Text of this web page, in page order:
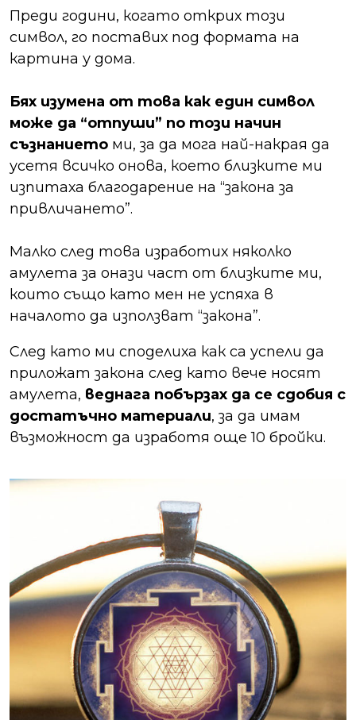
Преди години, когато открих този
символ, го поставих под формата на
картина у дома.
Бях изумена от това как един символ
може да “отпуши” по този начин
съзнанието ми, за да мога най-накрая да
усетя всичко онова, което близките ми
изпитаха благодарение на “закона за
привличането”.
Малко след това изработих няколко
амулета за онази част от близките ми,
които също като мен не успяха в
началото да използват “закона”.
След като ми споделиха как са успели да
приложат закона след като вече носят
амулета, веднага побързах да се сдобия с
достатъчно материали, за да имам
възможност да изработя още 10 бройки.